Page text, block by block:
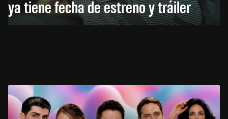
ya tiene fecha de estreno y tráiler